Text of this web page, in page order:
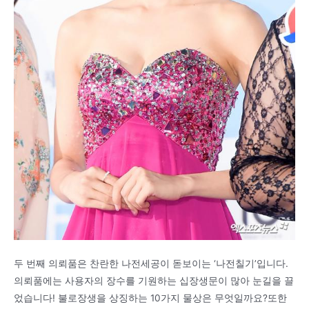
두 번째 의뢰품은 찬란한 나전세공이 돋보이는 ‘나전칠기’입니다.
의뢰품에는 사용자의 장수를 기원하는 십장생문이 많아 눈길을 끌
었습니다! 불로장생을 상징하는 10가지 물상은 무엇일까요?또한